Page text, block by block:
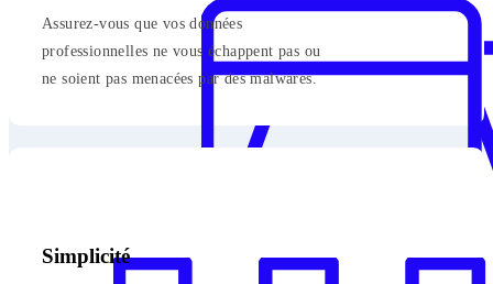
Assurez-vous que vos données
professionnelles ne vous échappent pas ou
ne soient pas menacées par des malwares.
Simplicité